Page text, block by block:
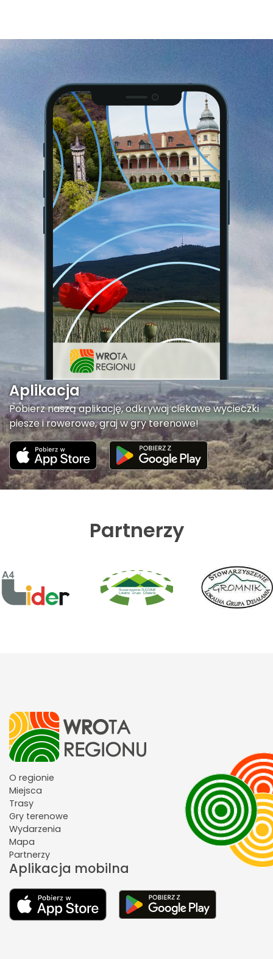
Aplikacja
Pobierz naszą aplikację, odkrywaj ciekawe wycieczki
piesze i rowerowe, graj w gry terenowe!
Partnerzy
O regionie
Miejsca
Trasy
Gry terenowe
Wydarzenia
Mapa
Partnerzy
Aplikacja mobilna